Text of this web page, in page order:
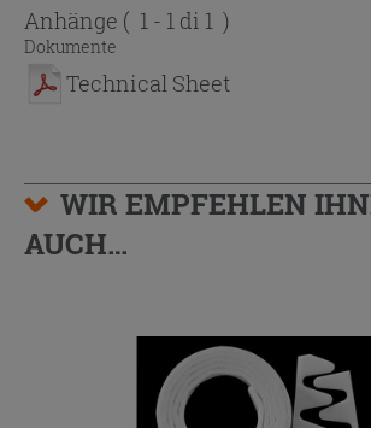
Anhänge ( 1 - 1 di 1 )
Dokumente
Technical Sheet
WIR EMPFEHLEN
AUCH…